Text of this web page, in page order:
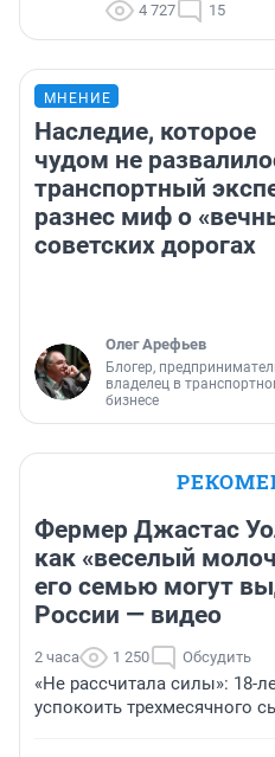
4 727 15
МНЕНИЕ
Наследие, которое
чудом не
транспортный
разнес миф о
советских дорогах
Олег Арефьев
Блогер,
владелец в
бизнесе
Фермер Джастас
как «веселый
его семью могут
России — видео
2 часа 1 250 Обсудить
«Не рассчитала силы»: 18-
успокоить трехмесячного